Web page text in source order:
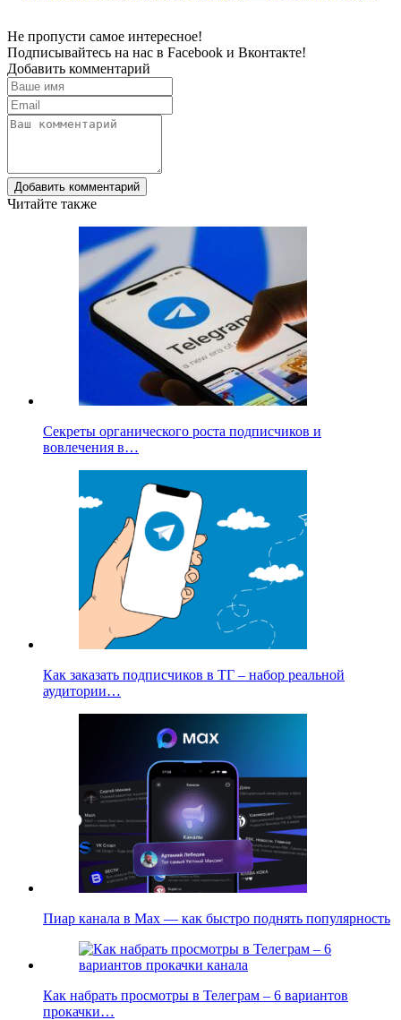
Не пропусти самое интересное!
Подписывайтесь на нас в Facebook и Вконтакте!
Добавить комментарий
Добавить комментарий
Читайте также
Секреты органического роста подписчиков и
вовлечения в…
Как заказать подписчиков в ТГ – набор реальной
аудитории…
Пиар канала в Max — как быстро поднять популярность
Как набрать просмотры в Телеграм – 6 вариантов
прокачки…